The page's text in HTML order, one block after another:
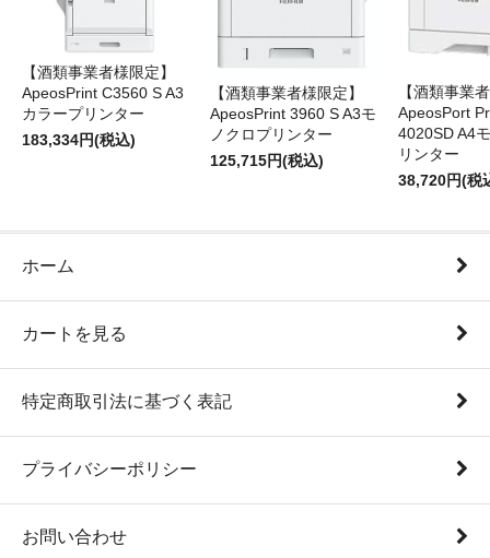
【酒類事業者様限定】
ApeosPrint C3560 S A3
カラープリンター
183,334円(税込)
【酒類事業者様限定】
ApeosPrint 3960 S A3モ
ノクロプリンター
125,715円(税込)
【酒類事業
ApeosPort
4020SD A4
リンター
38,720円(税
ホーム
カートを見る
特定商取引法に基づく表記
プライバシーポリシー
お問い合わせ